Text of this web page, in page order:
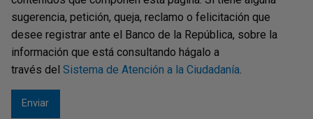
producción y las ventas reales de la industria, el consumo
de energía no regulada y el transporte; así como en
comercio el balance...
Boletín Económico Regional:
sugerencia, petición, queja, reclamo o felicitación que
desee registrar ante el Banco de la República, sobre la
información que está consultando hágalo a
través del Sistema de Atención a la Ciudadanía.